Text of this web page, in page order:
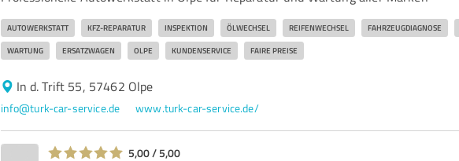
AUTOWERKSTATT KFZ-REPARATUR INSPEKTION ÖLWECHSEL REIFENWECHSEL FAHRZEUGDIAGNOSE
WARTUNG ERSATZWAGEN OLPE KUNDENSERVICE FAIRE PREISE
In d. Trift 55, 57462 Olpe
info@turk-car-service.de www.turk-car-service.de/
5,00 / 5,00